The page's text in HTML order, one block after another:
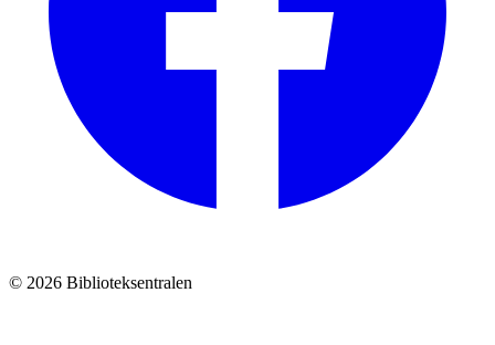
© 2026 Biblioteksentralen